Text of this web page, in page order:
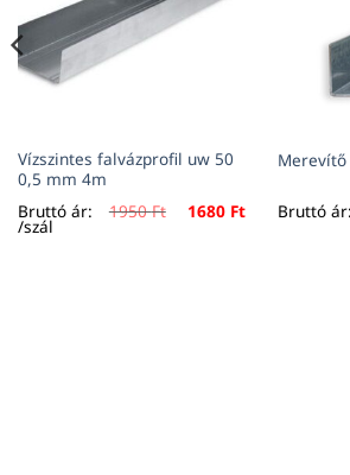
Vízszintes falvázprofil uw 50
0,5 mm 4m
Bruttó ár:
1950Ft Original
price
1680 FtCurrent
/szál
Bruttó ár: